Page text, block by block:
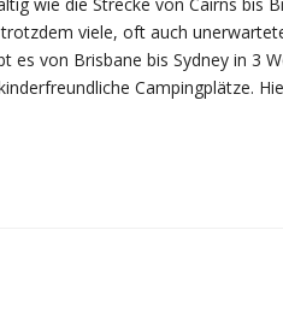
viele, oft auch
es von Brisbane bis Sydney in 3
Campingplätze.